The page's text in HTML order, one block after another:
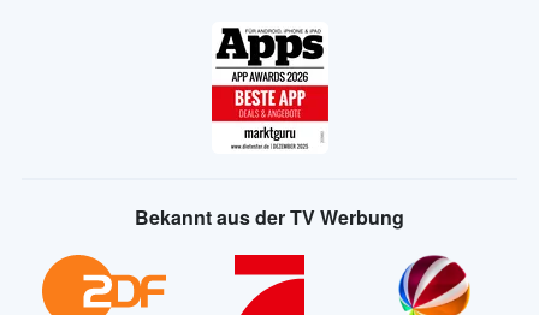
Bekannt aus der TV Werbung